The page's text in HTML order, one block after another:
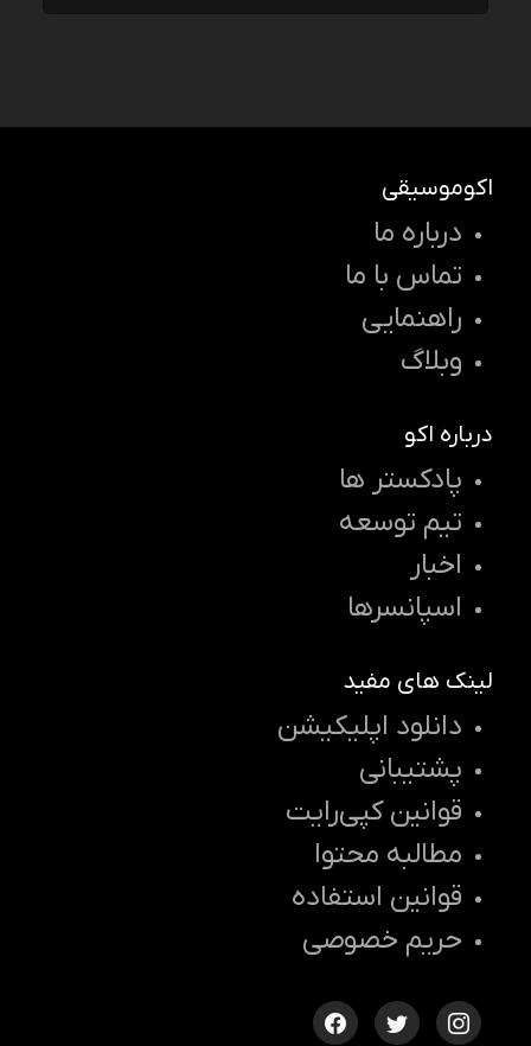
اکوموسیقی
درباره ما
تماس با ما
راهنمایی
وبلاگ
درباره اکو
پادکستر ها
تیم توسعه
اخبار
اسپانسرها
لینک های مفید
دانلود اپلیکیشن
پشتیبانی
قوانین کپی‌رایت
مطالبه محتوا
قوانین استفاده
حریم خصوصی